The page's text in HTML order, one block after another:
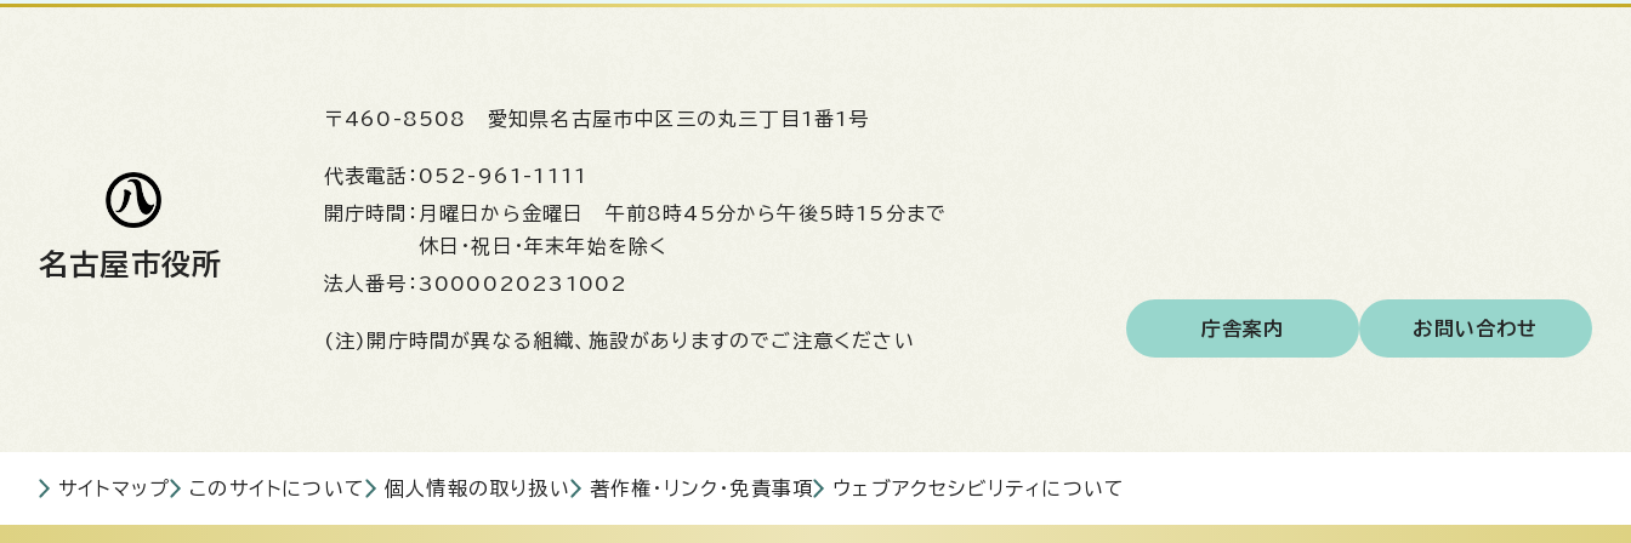
名古屋市役所
〒460-8508 愛知県名古屋市中区三の丸三丁目1番1号
代表電話： 052-961-1111
開庁時間： 月曜日から金曜日 午前8時45分から午後5時15分まで
休日・祝日・年末年始を除く
法人番号： 3000020231002
(注)開庁時間が異なる組織、施設がありますのでご注意ください
庁舎案内 お問い合わせ
サイトマップ このサイトについて 個人情報の取り扱い 著作権・リンク・免責事項 ウェブアクセシビリティについて